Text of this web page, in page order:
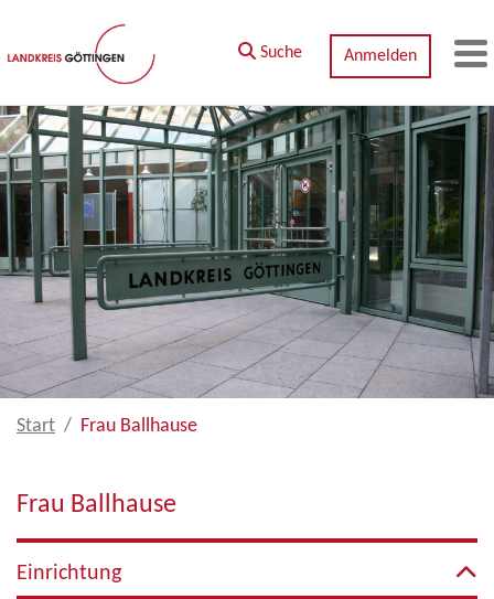
Zum Hauptinhalt springen
Suche Anmelden
Start Frau Ballhause
Frau Ballhause
Einrichtung